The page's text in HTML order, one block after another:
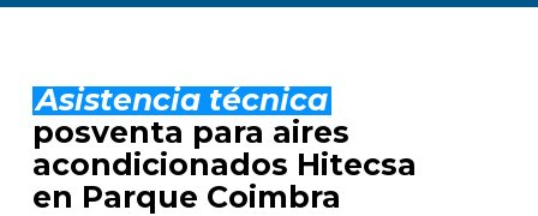
Asistencia técnica
posventa para aires
acondicionados Hitecsa
en Parque Coimbra